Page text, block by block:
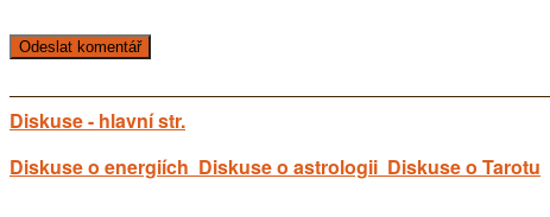
Diskuse - hlavní str.
Diskuse o energiích Diskuse o astrologii Diskuse o Tarotu